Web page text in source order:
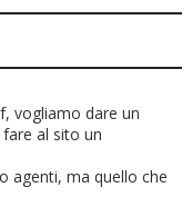
vogliamo dare un
al sito un
agenti, ma quello che